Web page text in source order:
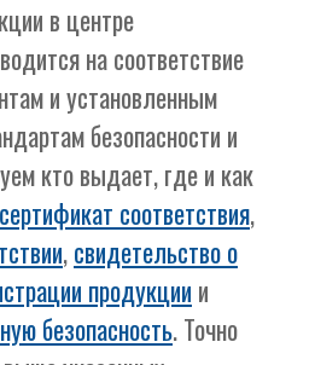
в центре
на соответствие
и установленным
безопасности и
кто выдает, где и как
сертификат соответствия,
,свидетельство о
продукции и
безопасность. Точно